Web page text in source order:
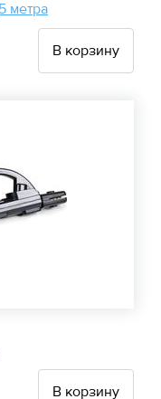
метра
В корзину
В корзину